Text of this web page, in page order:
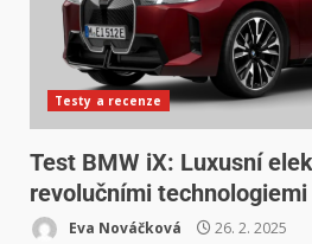
Testy a recenze
Test BMW iX: Luxusní
revolučními technologiemi
Eva Nováčková 26. 2. 2025